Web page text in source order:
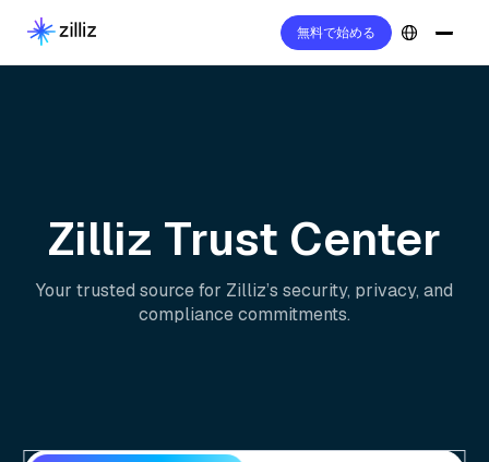
無料で始める
Zilliz Trust Center
Your trusted source for Zilliz’s security, privacy, and
compliance commitments.